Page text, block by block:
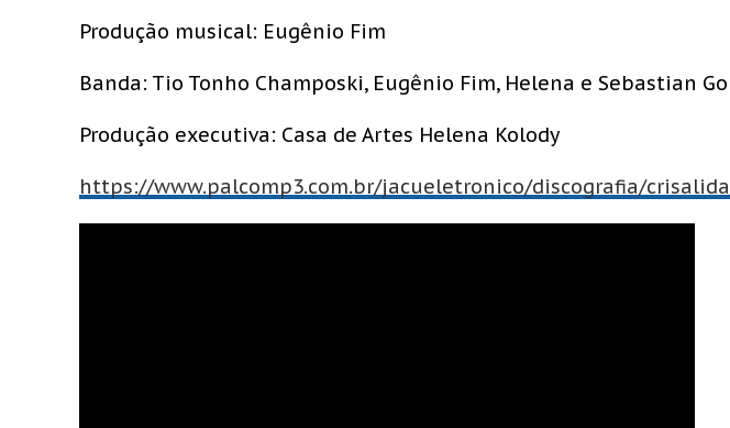
Produção musical: Eugênio Fim
Banda: Tio Tonho Champoski, Eugênio Fim, Helena e Sebastian
Produção executiva: Casa de Artes Helena Kolody
https://www.palcomp3.com.br/jacueletronico/discografia/